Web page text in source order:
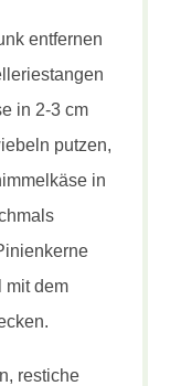
entfernen
in 2-3 cm
putzen,
in
mit dem
restiche